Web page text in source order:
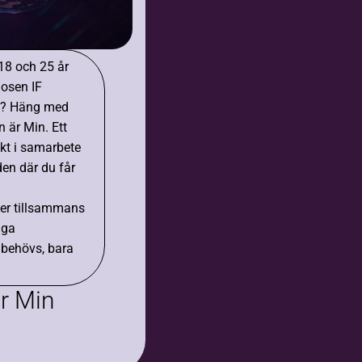
och 25 år
IF
Häng med
är Min. Ett
i samarbete
där du får
tillsammans
bara
Min